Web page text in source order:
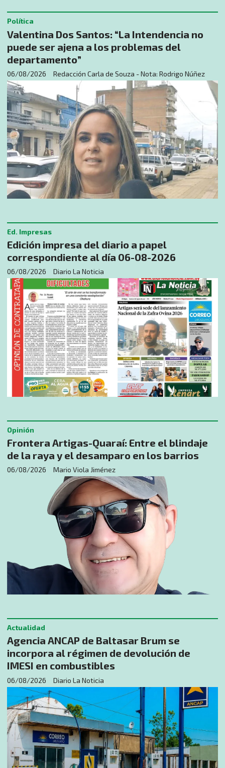
Valentina Dos Santos: “La Intendencia no
puede ser ajena a los problemas del
departamento”
Redacción Carla de Souza - Nota: Rodrigo Núñez
Política
06/08/2026
Edición impresa del diario a papel
correspondiente al día 06-08-2026
Diario La Noticia
Ed. Impresas
06/08/2026
​Frontera Artigas-Quaraí: Entre el blindaje
de la raya y el desamparo en los barrios
Mario Viola Jiménez
Opinión
06/08/2026
Agencia ANCAP de Baltasar Brum se
incorpora al régimen de devolución de
IMESI en combustibles
Diario La Noticia
Actualidad
06/08/2026